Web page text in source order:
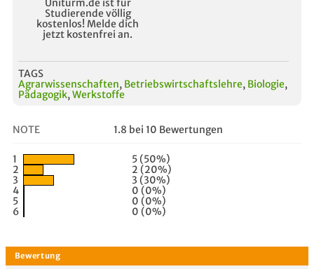
Studierende völlig
kostenlos! Melde dich
jetzt kostenfrei an.
TAGS
Agrarwissenschaften, Betriebswirtschaftslehre, Biologie,
Pädagogik, Werkstoffe
NOTE 1.8 bei 10 Bewertungen
1
5 (50%)
2
2 (20%)
3
3 (30%)
4
0 (0%)
5
0 (0%)
6
0 (0%)